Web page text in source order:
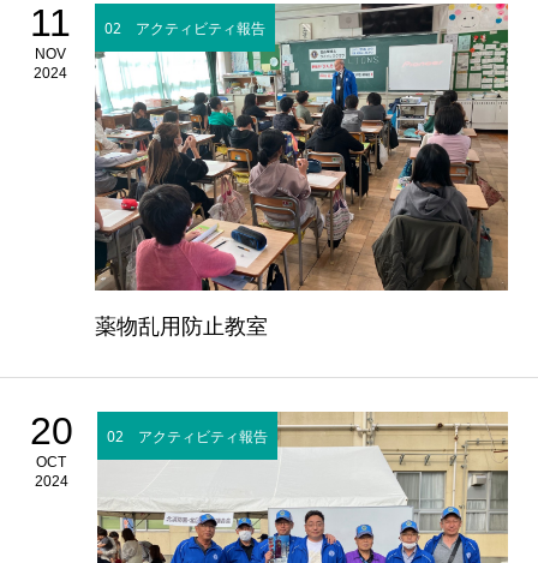
11
NOV
2024
02 アクティビティ報告
薬物乱用防止教室
20
OCT
2024
02 アクティビティ報告